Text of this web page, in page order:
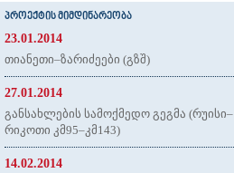
პროექტის მიმდინარეობა
23.01.2014
თიანეთი–ზარიძეები (გზშ)
27.01.2014
განსახლების სამოქმედო გეგმა (რუისი–
რიკოთი კმ95–კმ143)
14.02.2014